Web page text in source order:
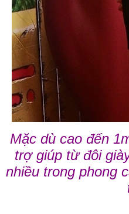
Mặc dù cao đến
trợ giúp từ đôi
nhiều trong phong